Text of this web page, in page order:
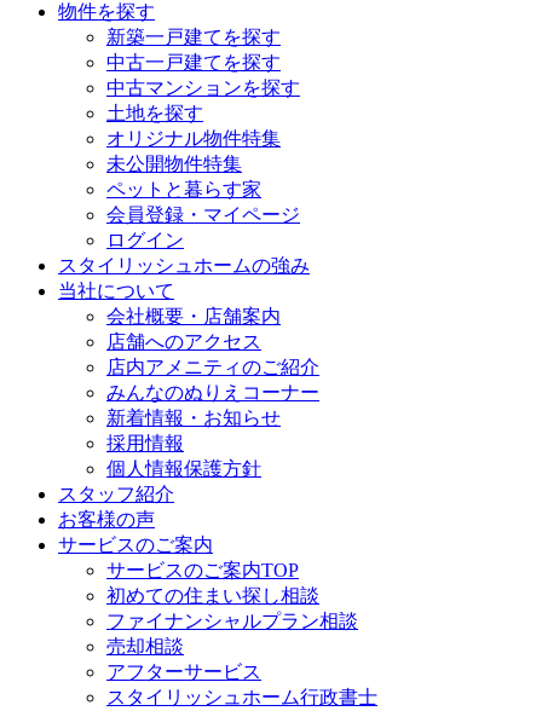
物件を探す
新築一戸建てを探す
中古一戸建てを探す
中古マンションを探す
土地を探す
オリジナル物件特集
未公開物件特集
ペットと暮らす家
会員登録・マイページ
ログイン
スタイリッシュホームの強み
当社について
会社概要・店舗案内
店舗へのアクセス
店内アメニティのご紹介
みんなのぬりえコーナー
新着情報・お知らせ
採用情報
個人情報保護方針
スタッフ紹介
お客様の声
サービスのご案内
サービスのご案内TOP
初めての住まい探し相談
ファイナンシャルプラン相談
売却相談
アフターサービス
スタイリッシュホーム行政書士